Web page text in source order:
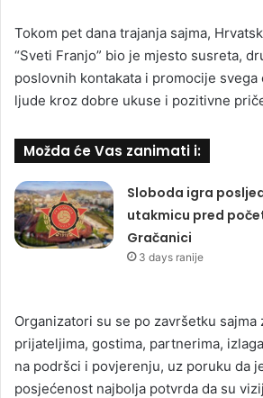
Tokom pet dana trajanja sajma,
“Sveti Franjo” bio je mjesto susreta,
poslovnih kontakata i promocije svega
ljude kroz dobre ukuse i pozitivne
Možda će Vas zanimati i:
Sloboda igra
utakmicu pred
Gračanici
3 days ranije
Organizatori su se po završetku sajma
prijateljima, gostima, partnerima,
na podršci i povjerenju, uz poruku da
posjećenost najbolja potvrda da su